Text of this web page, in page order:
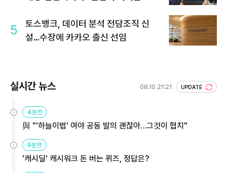
5
토스뱅크, 데이터 분석 전담조직 신
설…수장에 카카오 출신 선임
실시간 뉴스 08.10 21:21 UPDATE
4분전
與 "'하늘이법' 여야 공동 발의 괜찮아…그것이 협치"
9분전
'캐시딜' 캐시워크 돈 버는 퀴즈, 정답은?